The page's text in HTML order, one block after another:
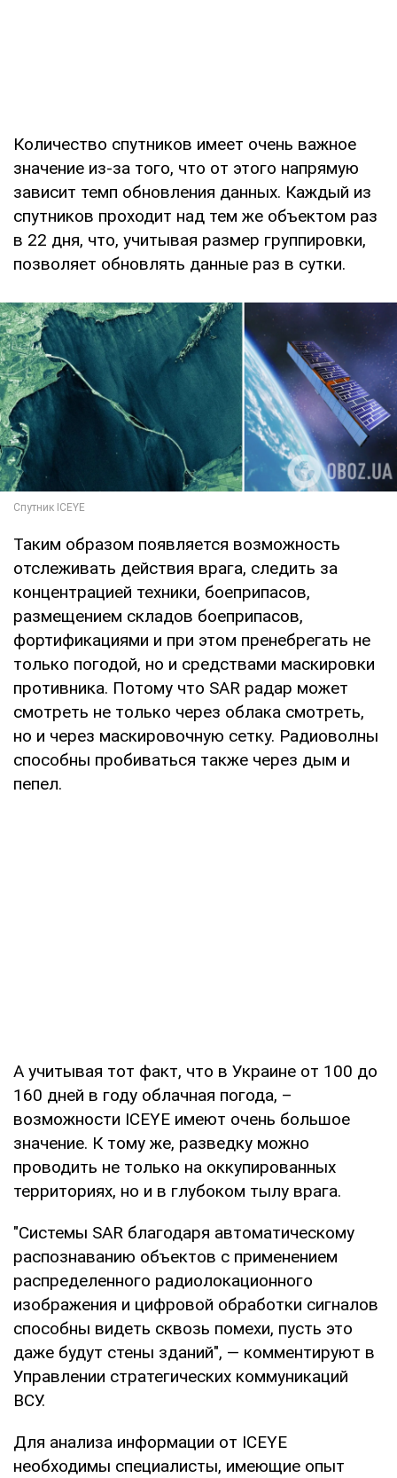
Количество спутников имеет очень важное
значение из-за того, что от этого напрямую
зависит темп обновления данных. Каждый из
спутников проходит над тем же объектом раз
в 22 дня, что, учитывая размер группировки,
позволяет обновлять данные раз в сутки.
Таким образом появляется возможность
отслеживать действия врага, следить за
концентрацией техники, боеприпасов,
размещением складов боеприпасов,
фортификациями и при этом пренебрегать не
только погодой, но и средствами маскировки
противника. Потому что SAR радар может
смотреть не только через облака смотреть,
но и через маскировочную сетку. Радиоволны
способны пробиваться также через дым и
пепел.
А учитывая тот факт, что в Украине от 100 до
160 дней в году облачная погода, –
возможности ICEYE имеют очень большое
значение. К тому же, разведку можно
проводить не только на оккупированных
территориях, но и в глубоком тылу врага.
"Системы SAR благодаря автоматическому
распознаванию объектов с применением
распределенного радиолокационного
изображения и цифровой обработки сигналов
способны видеть сквозь помехи, пусть это
даже будут стены зданий", — комментируют в
Управлении стратегических коммуникаций
ВСУ.
Для анализа информации от ICEYE
необходимы специалисты, имеющие опыт